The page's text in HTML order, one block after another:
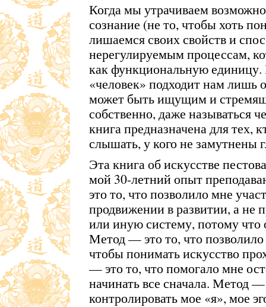
Когда мы утрачиваем
сознание (не то, чтобы хоть
лишаемся своих свойств и
нерегулируемым процессам,
как функциональную единицу.
«человек» подходит нам лишь
может быть ищущим и
собственно, даже называться
книга предназначена для тех,
слышать, у кого не замутнены
Эта книга об искусстве
мой 30-летний опыт
это то, что позволило мне
продвижении в развитии, а не
или иную систему, потому что
Метод — это то, что
чтобы понимать искусство
— это то, что помогало мне
начинать все сначала. Метод
контролировать мое «я», мое